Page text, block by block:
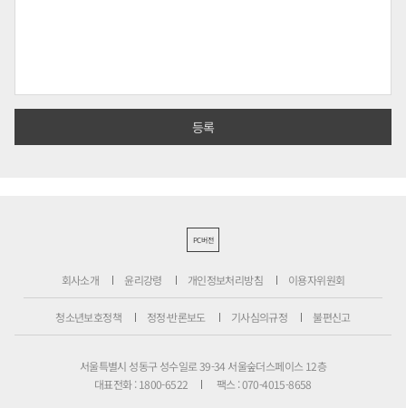
PC버전
회사소개 윤리강령 개인정보처리방침 이용자위원회
청소년보호정책 정정·반론보도 기사심의규정 불편신고
서울특별시 성동구 성수일로 39-34 서울숲더스페이스 12층
대표전화 : 1800-6522
팩스 : 070-4015-8658